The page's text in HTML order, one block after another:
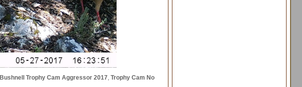
Bushnell Trophy Cam Aggressor 2017, Trophy Cam No